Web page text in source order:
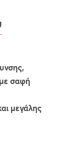
σαφή
μεγάλης